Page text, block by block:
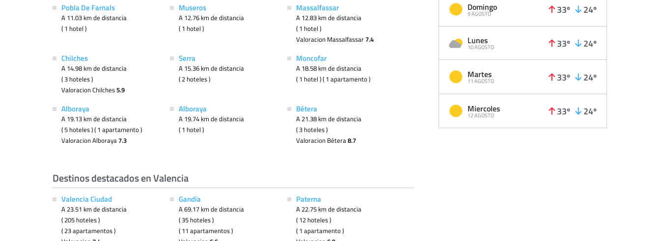
Pobla De Farnals
A 11.03 km de distancia
( 1 hotel )
Museros
A 12.76 km de distancia
( 1 hotel )
Massalfassar
A 12.83 km de distancia
( 1 hotel )
Valoracion Massalfassar 7.4
Chilches
A 14.98 km de distancia
( 3 hoteles )
Valoracion Chilches5.9
Serra
A 15.36 km de distancia
( 2 hoteles )
Moncofar
A 18.58 km de distancia
( 1 hotel ) ( 1 apartamento )
Alboraya
A 19.13 km de distancia
( 5 hoteles ) ( 1 apartamento )
Valoracion Alboraya 7.3
Alboraya
A 19.74 km de distancia
( 1 hotel )
Bétera
A 21.38 km de distancia
( 3 hoteles )
Valoracion Bétera8.7
Destinos destacados en Valencia
Valencia Ciudad
A 23.51 km de distancia
( 205 hoteles )
( 23 apartamentos )
Gandía
A 69.17 km de distancia
( 35 hoteles )
( 11 apartamentos )
Paterna
A 22.75 km de distancia
( 12 hoteles )
( 1 apartamento )
Domingo
9 AGOSTO 33º 24º
Lunes
10 AGOSTO 33º 24º
Martes
11 AGOSTO 33º 24º
Miercoles
12 AGOSTO 33º 24º